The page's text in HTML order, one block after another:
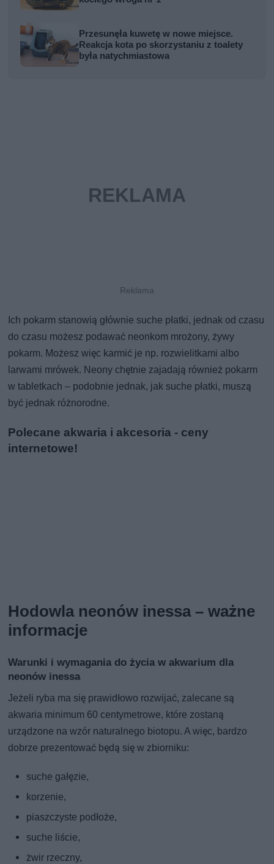
Przesunęła kuwetę w nowe miejsce.
Reakcja kota po skorzystaniu z toalety
była natychmiastowa
Ich pokarm stanowią głównie suche płatki, jednak od czasu
do czasu możesz podawać neonkom mrożony, żywy
pokarm. Możesz więc karmić je np. rozwielitkami albo
larwami mrówek. Neony chętnie zajadają również pokarm
w tabletkach – podobnie jednak, jak suche płatki, muszą
być jednak różnorodne.
Polecane akwaria i akcesoria - ceny
internetowe!
Hodowla neonów inessa – ważne
informacje
Warunki i wymagania do życia w akwarium dla
neonów inessa
Jeżeli ryba ma się prawidłowo rozwijać, zalecane są
akwaria minimum 60 centymetrowe, które zostaną
urządzone na wzór naturalnego biotopu. A więc, bardzo
dobrze prezentować będą się w zbiorniku:
suche gałęzie,
korzenie,
piaszczyste podłoże,
suche liście,
żwir rzeczny,